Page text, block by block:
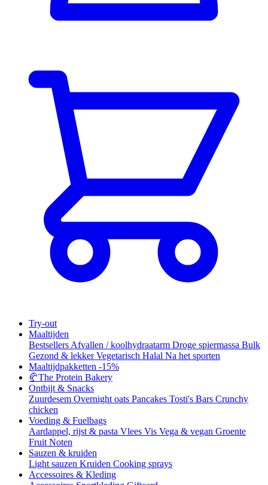
Try-out
Maaltijden
Bestsellers Afvallen / koolhydraatarm Droge spiermassa Bulk
Gezond & lekkerVegetarisch Halal Na het sporten
Maaltijdpakketten -15%
🥐The Protein Bakery
Ontbijt & Snacks
Zuurdesem Overnight oats Pancakes Tosti's Bars Crunchy
chicken
Voeding & Fuelbags
Aardappel, rijst & pasta Vlees Vis Vega & vegan Groente
Fruit Noten
Sauzen & kruiden
Light sauzen Kruiden Cooking sprays
Accessoires & Kleding